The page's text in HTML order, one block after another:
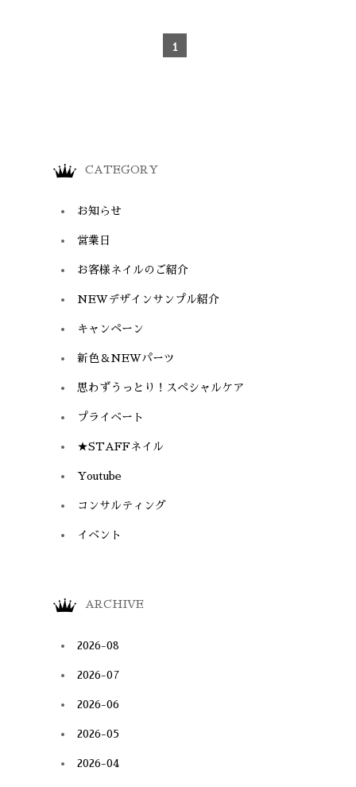
1
CATEGORY
お知らせ
営業日
お客様ネイルのご紹介
NEWデザインサンプル紹介
キャンペーン
新色＆NEWパーツ
思わずうっとり！スペシャルケア
プライベート
★STAFFネイル
Youtube
コンサルティング
イベント
ARCHIVE
2026-08
2026-07
2026-06
2026-05
2026-04